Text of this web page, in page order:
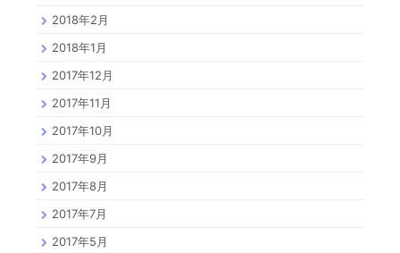
2018年2月
2018年1月
2017年12月
2017年11月
2017年10月
2017年9月
2017年8月
2017年7月
2017年5月